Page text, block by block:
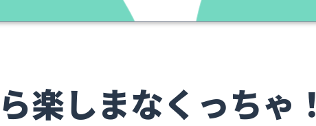
楽しまなくっちゃ！